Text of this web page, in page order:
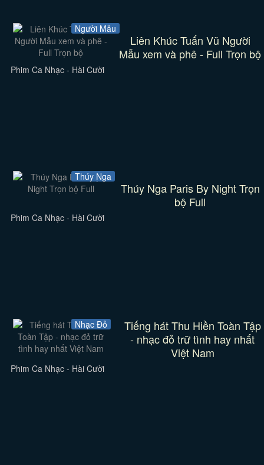
Người Mẫu
Liên Khúc Tuấn Vũ Người
Mẫu xem và phê - Full Trọn bộ
Phim Ca Nhạc - Hài Cười
Thúy Nga
Thúy Nga Paris By Night Trọn
bộ Full
Phim Ca Nhạc - Hài Cười
Nhạc Đỏ
Tiếng hát Thu Hiền Toàn Tập
- nhạc đỏ trữ tình hay nhất
Việt Nam
Phim Ca Nhạc - Hài Cười